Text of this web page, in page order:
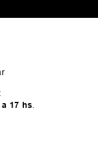
:
a 17 hs